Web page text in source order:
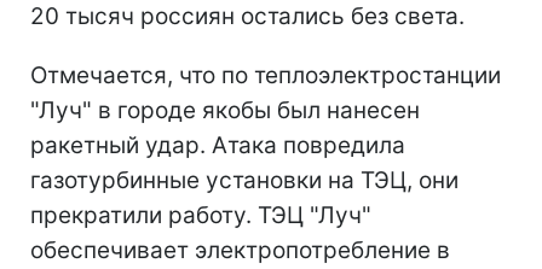
20 тысяч россиян остались без света.
Отмечается, что по теплоэлектростанции
"Луч" в городе якобы был нанесен
ракетный удар. Атака повредила
газотурбинные установки на ТЭЦ, они
прекратили работу. ТЭЦ "Луч"
обеспечивает электропотребление в